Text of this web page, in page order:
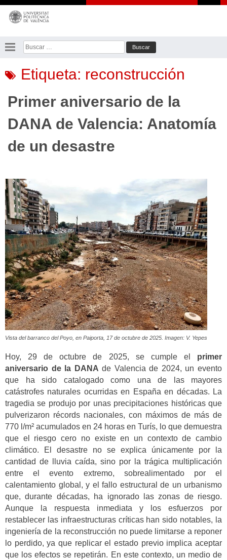
Saltar
contenido
Buscar:
Etiqueta: reconstrucción
Primer aniversario de la
DANA de Valencia: Anatomía
de un desastre
Vista del barranco del Poyo, en Paiporta, 17 de octubre de 2025. Imagen: V. Yepes
Hoy, 29 de octubre de 2025, se cumple el primer
aniversario de la DANA de Valencia de 2024, un evento
que ha sido catalogado como una de las mayores
catástrofes naturales ocurridas en España en décadas. La
tragedia se produjo por unas precipitaciones históricas que
pulverizaron récords nacionales, con máximos de más de
770 l/m² acumulados en 24 horas en Turís, lo que demuestra
que el riesgo cero no existe en un contexto de cambio
climático. El desastre no se explica únicamente por la
cantidad de lluvia caída, sino por la trágica multiplicación
entre el evento extremo, sobrealimentado por el
calentamiento global, y el fallo estructural de un urbanismo
que, durante décadas, ha ignorado las zonas de riesgo.
Aunque la respuesta inmediata y los esfuerzos por
restablecer las infraestructuras críticas han sido notables, la
ingeniería de la reconstrucción no puede limitarse a reponer
lo perdido, ya que replicar el estado previo implica aceptar
que los efectos se repetirán. En este contexto, un medio de